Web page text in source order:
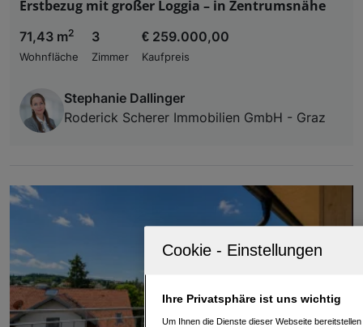
Erstbezug mit großer Loggia – in Zentrumsnähe
71,43 m2
Wohnfläche
3
Zimmer
€ 259.000,00
Kaufpreis
Stephanie Dallinger
Roderick Scherer Immobilien GmbH - Graz
Ihre Privatsphäre ist uns wichtig
Um Ihnen die Dienste dieser Webseite